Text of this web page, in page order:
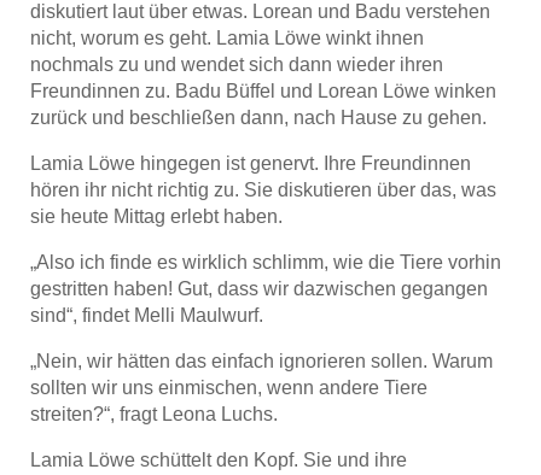
diskutiert laut über etwas. Lorean und Badu verstehen
nicht, worum es geht. Lamia Löwe winkt ihnen
nochmals zu und wendet sich dann wieder ihren
Freundinnen zu. Badu Büffel und Lorean Löwe winken
zurück und beschließen dann, nach Hause zu gehen.
Lamia Löwe hingegen ist genervt. Ihre Freundinnen
hören ihr nicht richtig zu. Sie diskutieren über das, was
sie heute Mittag erlebt haben.
„Also ich finde es wirklich schlimm, wie die Tiere vorhin
gestritten haben! Gut, dass wir dazwischen gegangen
sind“, findet Melli Maulwurf.
„Nein, wir hätten das einfach ignorieren sollen. Warum
sollten wir uns einmischen, wenn andere Tiere
streiten?“, fragt Leona Luchs.
Lamia Löwe schüttelt den Kopf. Sie und ihre